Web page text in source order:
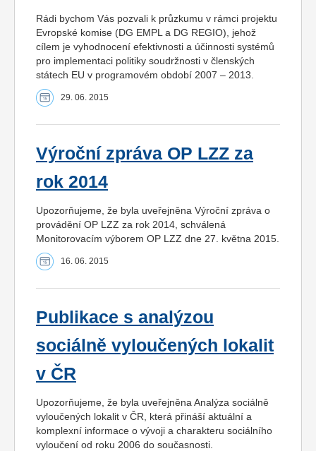
Rádi bychom Vás pozvali k průzkumu v rámci projektu
Evropské komise (DG EMPL a DG REGIO), jehož
cílem je vyhodnocení efektivnosti a účinnosti systémů
pro implementaci politiky soudržnosti v členských
státech EU v programovém období 2007 – 2013.
29. 06. 2015
Výroční zpráva OP LZZ za
rok 2014
Upozorňujeme, že byla uveřejněna Výroční zpráva o
provádění OP LZZ za rok 2014, schválená
Monitorovacím výborem OP LZZ dne 27. května 2015.
16. 06. 2015
Publikace s analýzou
sociálně vyloučených lokalit
v ČR
Upozorňujeme, že byla uveřejněna Analýza sociálně
vyloučených lokalit v ČR, která přináší aktuální a
komplexní informace o vývoji a charakteru sociálního
vyloučení od roku 2006 do současnosti.